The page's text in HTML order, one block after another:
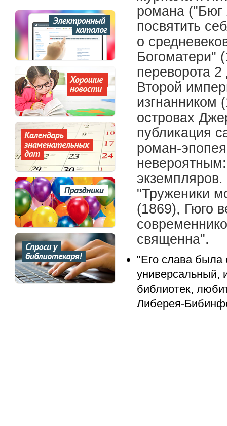
романа ("Бюг
посвятить
о
Богоматери"
переворота
Второй
изгнанником
островах
публикация
роман-
"Труженики
(1869), Гюго
священна".
"Его слава была
универсальный,
библиотек,
Либерея-